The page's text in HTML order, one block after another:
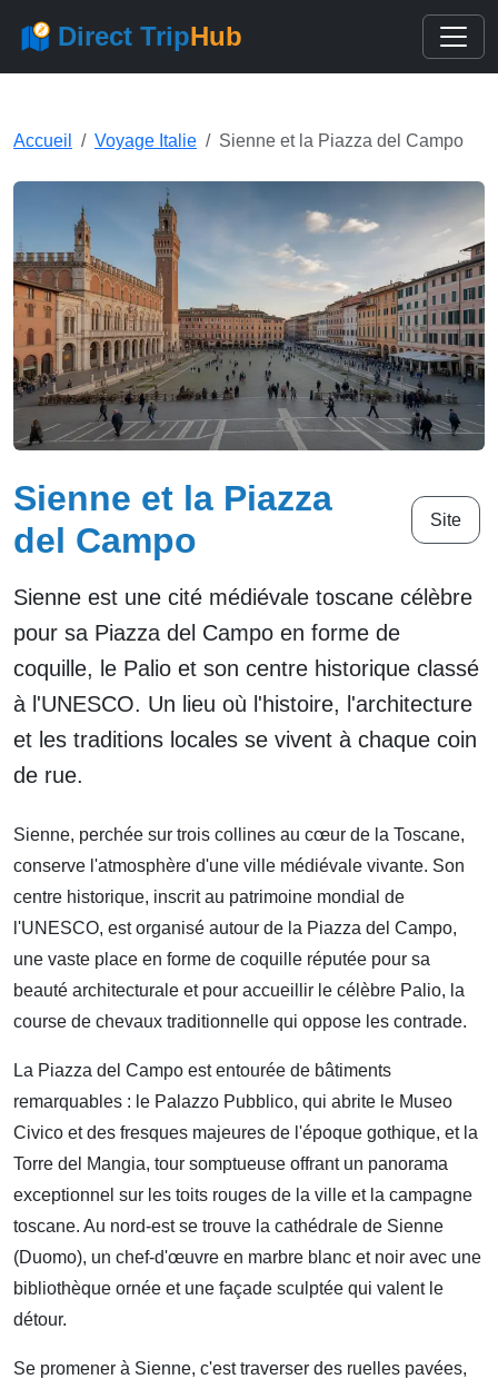
Direct TripHub
Accueil Voyage Italie Sienne et la Piazza del Campo
Sienne et la Piazza
del Campo
Site
Sienne est une cité médiévale toscane célèbre
pour sa Piazza del Campo en forme de
coquille, le Palio et son centre historique classé
à l'UNESCO. Un lieu où l'histoire, l'architecture
et les traditions locales se vivent à chaque coin
de rue.
Sienne, perchée sur trois collines au cœur de la Toscane,
conserve l'atmosphère d'une ville médiévale vivante. Son
centre historique, inscrit au patrimoine mondial de
l'UNESCO, est organisé autour de la Piazza del Campo,
une vaste place en forme de coquille réputée pour sa
beauté architecturale et pour accueillir le célèbre Palio, la
course de chevaux traditionnelle qui oppose les contrade.
La Piazza del Campo est entourée de bâtiments
remarquables : le Palazzo Pubblico, qui abrite le Museo
Civico et des fresques majeures de l'époque gothique, et la
Torre del Mangia, tour somptueuse offrant un panorama
exceptionnel sur les toits rouges de la ville et la campagne
toscane. Au nord-est se trouve la cathédrale de Sienne
(Duomo), un chef-d'œuvre en marbre blanc et noir avec une
bibliothèque ornée et une façade sculptée qui valent le
détour.
Se promener à Sienne, c'est traverser des ruelles pavées,